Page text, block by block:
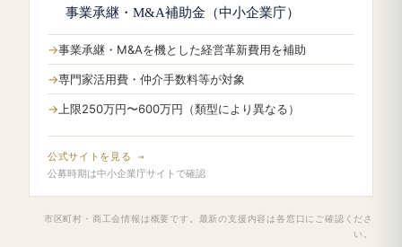
事業承継・M&A補助金（中小企業庁）
事業承継・M&Aを機とした経営革新費用を補助
専門家活用費・仲介手数料等が対象
上限250万円〜600万円（類型により異なる）
公式サイトを見る →
公募時期は中小企業庁サイトで確認
市区町村・商工会情報は概要です。最新の支援内容は各窓口にご確認くださ
い。